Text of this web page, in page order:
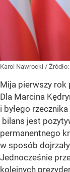
Karol Nawrocki / Źródło:
Mija pierwszy rok
Dla Marcina
i byłego
bilans jest
permanentnego
w sposób
Jednocześnie
kolejnych